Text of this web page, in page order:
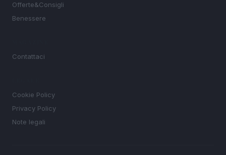
Offerte&Consigli
Benessere
Contattaci
Cookie Policy
Privacy Policy
Note legali